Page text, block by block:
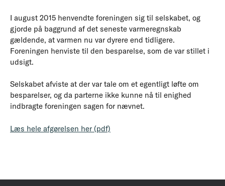
I august 2015 henvendte foreningen sig til selskabet, og
gjorde på baggrund af det seneste varmeregnskab
gældende, at varmen nu var dyrere end tidligere.
Foreningen henviste til den besparelse, som de var stillet i
udsigt.
Selskabet afviste at der var tale om et egentligt løfte om
besparelser, og da parterne ikke kunne nå til enighed
indbragte foreningen sagen for nævnet.
Læs hele afgørelsen her (pdf)